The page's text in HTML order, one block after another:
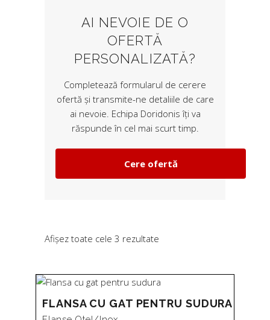
AI NEVOIE DE O
OFERTĂ
PERSONALIZATĂ?
Completează formularul de cerere
ofertă și transmite-ne detaliile de care
ai nevoie. Echipa Doridonis îți va
răspunde în cel mai scurt timp.
Cere ofertă
Afișez toate cele 3 rezultate
după
preț:
FLANSA CU GAT PENTRU SUDURA